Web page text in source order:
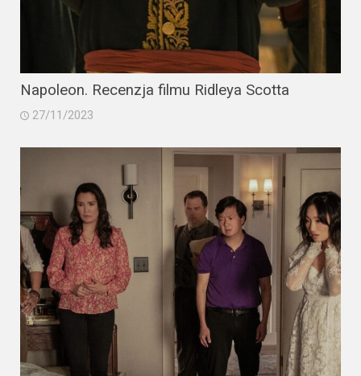
Napoleon. Recenzja filmu Ridleya Scotta
27/11/2023